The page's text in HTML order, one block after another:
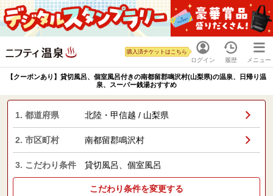
ログイン
購入済チケットはこちら
履歴 メニュー
【クーポンあり】貸切風呂、個室風呂付きの南都留郡鳴沢村(山梨県)の温泉、日帰り温
泉、スーパー銭湯おすすめ
1. 都道府県 北陸・甲信越 / 山梨県
2. 市区町村 南都留郡鳴沢村
3. こだわり条件 貸切風呂、個室風呂
こだわり条件を変更する